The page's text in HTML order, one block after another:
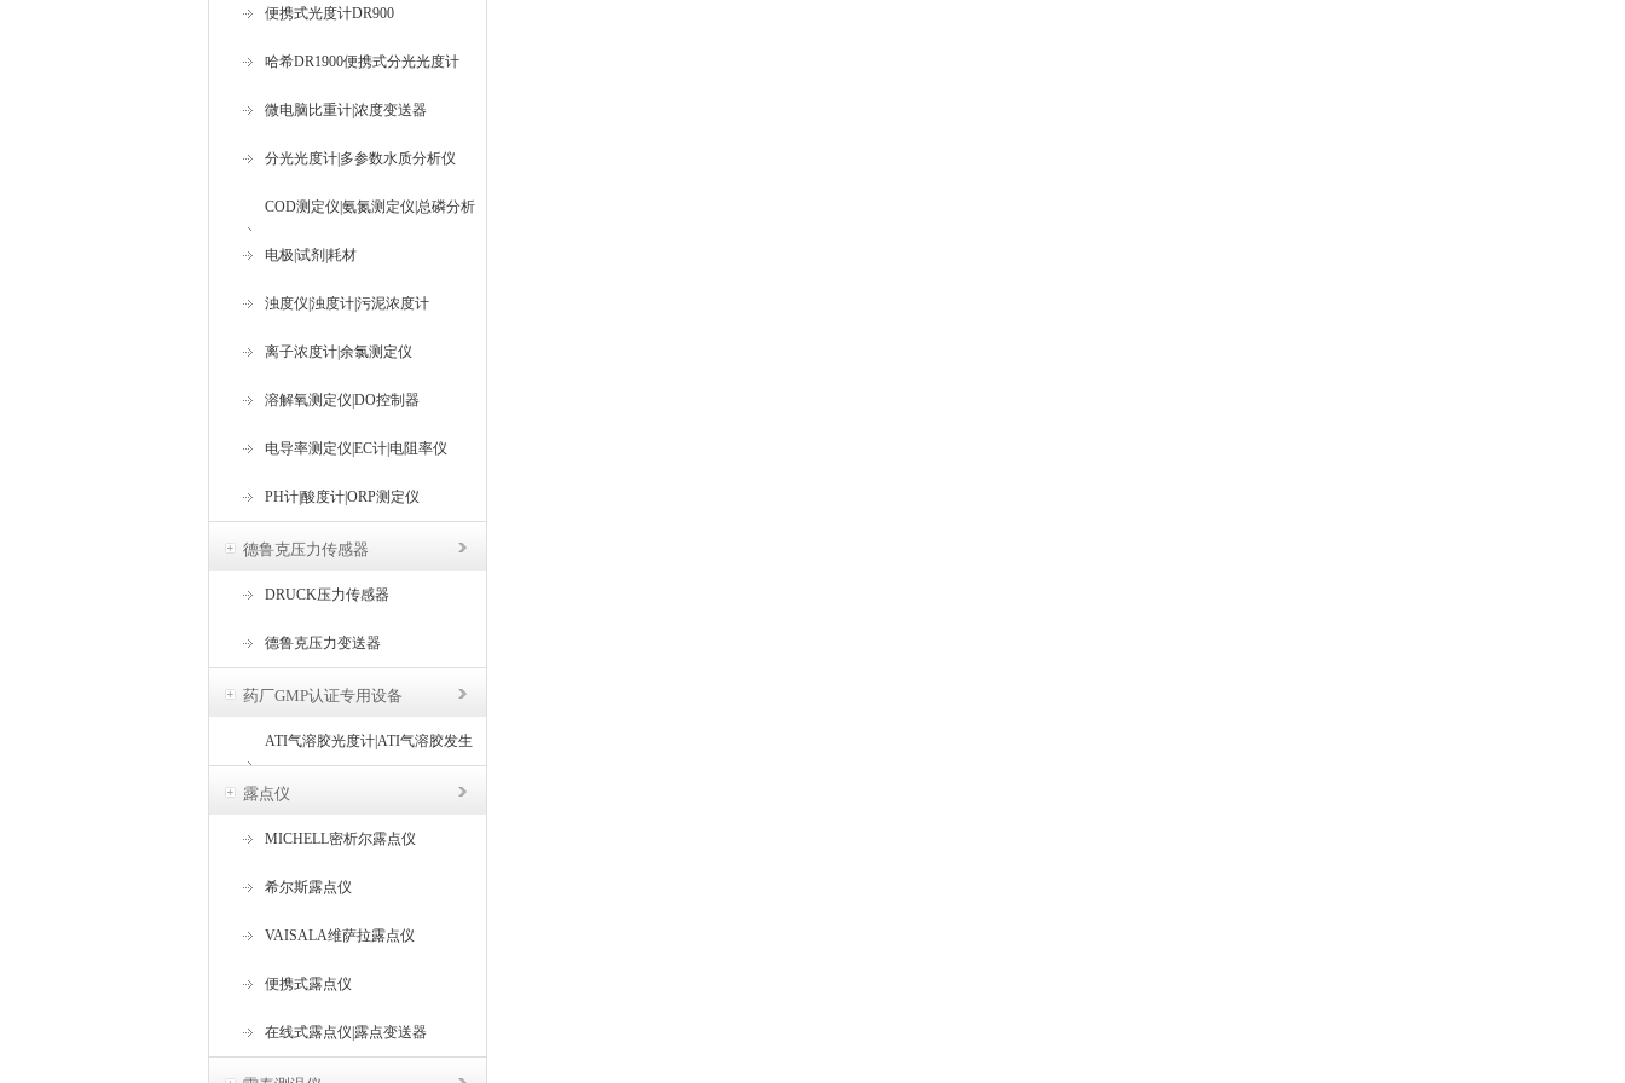
便携式光度计DR900
哈希DR1900便携式分光光度计
微电脑比重计|浓度变送器
分光光度计|多参数水质分析仪
COD测定仪|氨氮测定仪|总磷分析
仪
电极|试剂|耗材
浊度仪|浊度计|污泥浓度计
离子浓度计|余氯测定仪
溶解氧测定仪|DO控制器
电导率测定仪|EC计|电阻率仪
PH计|酸度计|ORP测定仪
德鲁克压力传感器
DRUCK压力传感器
德鲁克压力变送器
药厂GMP认证专用设备
ATI气溶胶光度计|ATI气溶胶发生
器
露点仪
MICHELL密析尔露点仪
希尔斯露点仪
VAISALA维萨拉露点仪
便携式露点仪
在线式露点仪|露点变送器